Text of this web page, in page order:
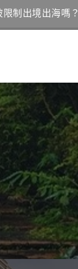
制出境出海嗎？